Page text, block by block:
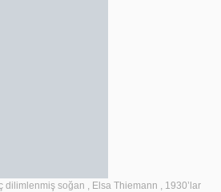
dilimlenmiş soğan , Elsa Thiemann , 1930’lar